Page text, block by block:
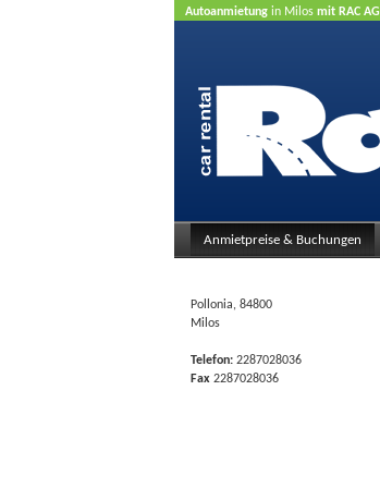
Autoanmietung in Milos mit RAC AG
Anmietpreise & Buchungen
Pollonia, 84800
Milos
Telefon: 2287028036
Fax 2287028036